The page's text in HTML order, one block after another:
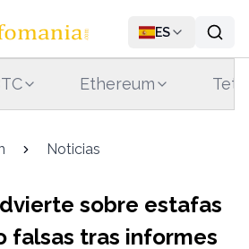
ES
Ethereum
Noticias
sobre estafas
falsas tras informes